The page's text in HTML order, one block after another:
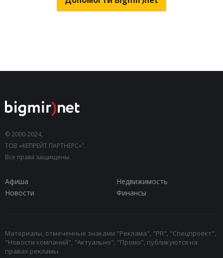
© 2000-2024,
ТОВ «КЕПРЕЙТ ПАРТНЕРС»".
Все права защищены.
Афиша
Недвижимость
Новости
Финансы
Материалы, отмеченные знаками "Реклама", "PR", "Спецпроект",
"Новости компаний", "Актуально", "Промо", публикуются на
правах рекламы.